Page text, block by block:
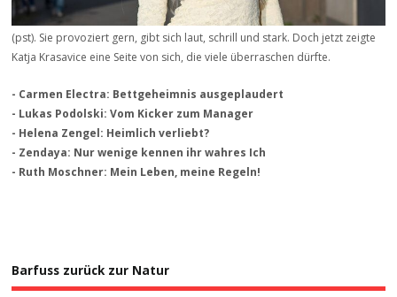
(pst). Sie provoziert gern, gibt sich laut, schrill und stark. Doch jetzt zeigte
Katja Krasavice eine Seite von sich, die viele überraschen dürfte.
- Carmen Electra: Bettgeheimnis ausgeplaudert
- Lukas Podolski: Vom Kicker zum Manager
- Helena Zengel: Heimlich verliebt?
- Zendaya: Nur wenige kennen ihr wahres Ich
- Ruth Moschner: Mein Leben, meine Regeln!
Barfuss zurück zur Natur